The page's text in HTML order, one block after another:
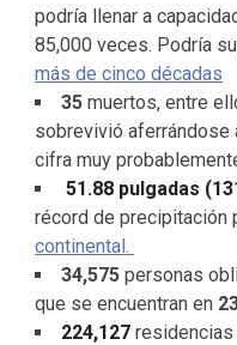
podría llenar a
85,000 veces. Podría
más de cinco décadas
35 muertos, entre
sobrevivió aferrándose
cifra muy
51.88 pulgadas
récord de precipitación
continental.
34,575 personas
que se encuentran en
224,127 residencias